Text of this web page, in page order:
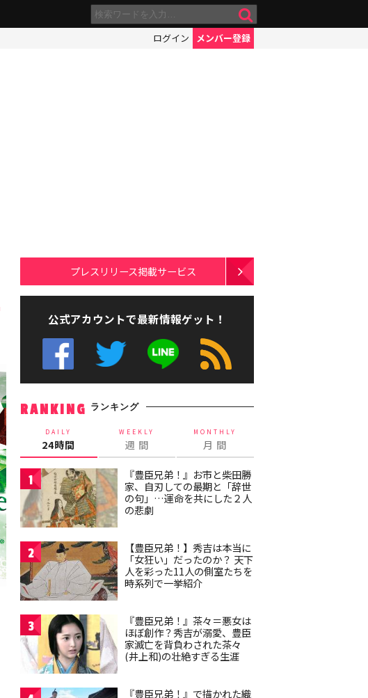
ログイン メンバー登録
プレスリリース掲載サービス
公式アカウントで最新情報ゲット！
RANKING ランキング
DAILY
24時間
WEEKLY
週 間
MONTHLY
月 間
1
『豊臣兄弟！』お市と柴田勝
家、自刃しての最期と「辞世
の句」…運命を共にした２人
の悲劇
2
【豊臣兄弟！】秀吉は本当に
「女狂い」だったのか？ 天下
人を彩った11人の側室たちを
時系列で一挙紹介
3
『豊臣兄弟！』茶々＝悪女は
ほぼ創作？秀吉が溺愛、豊臣
家滅亡を背負わされた茶々
(井上和)の壮絶すぎる生涯
『豊臣兄弟！』で描かれた織